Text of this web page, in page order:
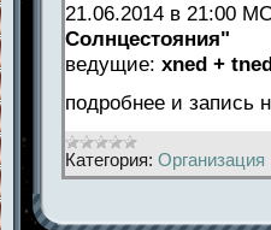
21.06.2014 в 21:00
Солнцестояния"
ведущие: xned +
подробнее и
Категория: